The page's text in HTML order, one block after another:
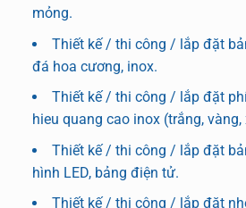
mỏng.
Thiết kế / thi công / lắp đặt
đá hoa cương, inox.
Thiết kế / thi công / lắp đặt
hieu quang cao inox (trắng, vàng,
Thiết kế / thi công / lắp đặt
hình LED, bảng điện tử.
Thiết kế / thi công / lắp đặt